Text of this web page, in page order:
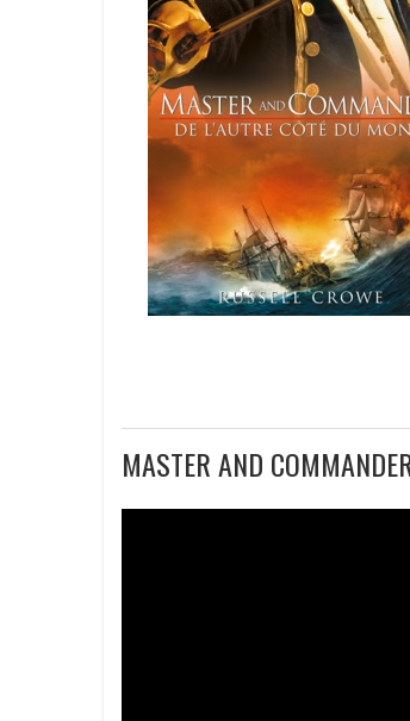
MASTER AND